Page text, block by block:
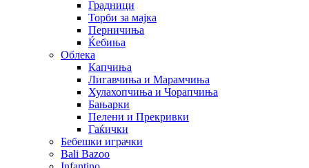
Градници
Торби за мајка
Перничиња
Ќебиња
Облека
Капчиња
Лигавчиња и Марамчиња
Хулахопчиња и Чорапчиња
Бањарки
Пелени и Прекривки
Гаќички
Бебешки играчки
Bali Bazoo